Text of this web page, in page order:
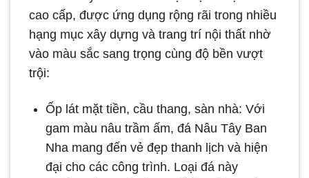
cao cấp, được ứng dụng rộng rãi trong nhiều
hạng mục xây dựng và trang trí nội thất nhờ
vào màu sắc sang trọng cùng độ bền vượt
trội:
Ốp lát mặt tiền, cầu thang, sàn nhà: Với
gam màu nâu trầm ấm, đá Nâu Tây Ban
Nha mang đến vẻ đẹp thanh lịch và hiện
đại cho các công trình. Loại đá này